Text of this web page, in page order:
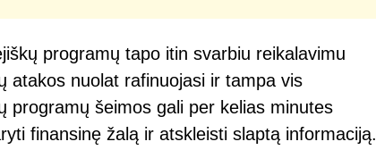
programų tapo itin svarbiu reikalavimu
atakos nuolat rafinuojasi ir tampa vis
programų šeimos gali per kelias minutes
finansinę žalą ir atskleisti slaptą informaciją.